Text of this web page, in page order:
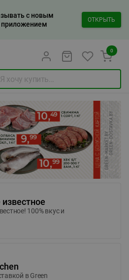
с новым
ОТКРЫТЬ
0
100% вкус и
в Green